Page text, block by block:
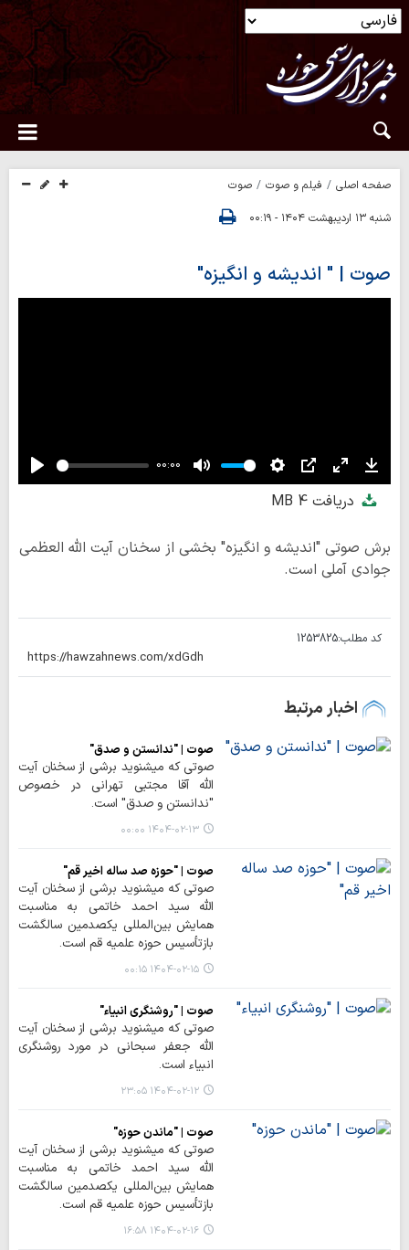
صفحه اصلی فیلم و صوت
صوت
شنبه ۱۳ اردیبهشت ۱۴۰۴ - ۰۰:۱۹
صوت | " اندیشه و انگیزه"
Play
00:00
Mute Settings
PIP Enter
fullscreenدریافت4 MB
برش صوتی "اندیشه و انگیزه" بخشی از سخنان آیت الله العظمی
جوادی آملی است.
کد مطلب:1253825
اخبار مرتبط
صوت | "ندانستن و صدق"
صوتی که میشنوید برشی از سخنان آیت
الله آقا مجتبی تهرانی در خصوص
"ندانستن و صدق" است.
۱۴۰۴-۰۲-۱۳ ۰۰:۰۰
صوت | "حوزه صد ساله اخیر قم"
صوتی که میشنوید برشی از سخنان آیت
الله سید احمد خاتمی به مناسبت
همایش بین‌المللی یکصدمین سالگشت
بازتأسیس حوزه علمیه قم است.
۱۴۰۴-۰۲-۱۵ ۰۰:۱۵
صوت | "روشنگری انبیاء"
صوتی که میشنوید برشی از سخنان آیت
الله جعفر سبحانی در مورد روشنگری
انبیاء است.
۱۴۰۴-۰۲-۱۲ ۲۳:۰۵
صوت | "ماندن حوزه"
صوتی که میشنوید برشی از سخنان آیت
الله سید احمد خاتمی به مناسبت
همایش بین‌المللی یکصدمین سالگشت
بازتأسیس حوزه علمیه قم است.
۱۴۰۴-۰۲-۱۶ ۱۶:۵۸